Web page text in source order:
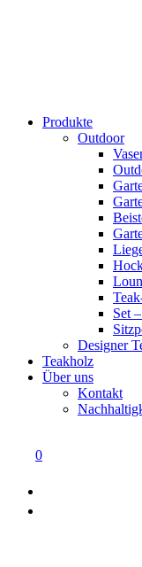
Produkte
Outdoor
Set
Designer
Teakholz
Über uns
Kontakt
0